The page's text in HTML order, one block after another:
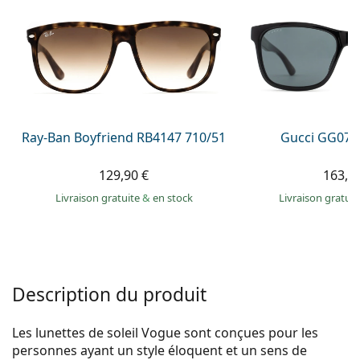
Prada
Toutes les marques
Ray-Ban Boyfriend RB4147 710/51
129,90 €
Livraison gratuite& en stock
Gucci
Livraison
Description du produit
Les lunettes de soleil Vogue sont conçues pour les
personnes ayant un style éloquent et un sens de